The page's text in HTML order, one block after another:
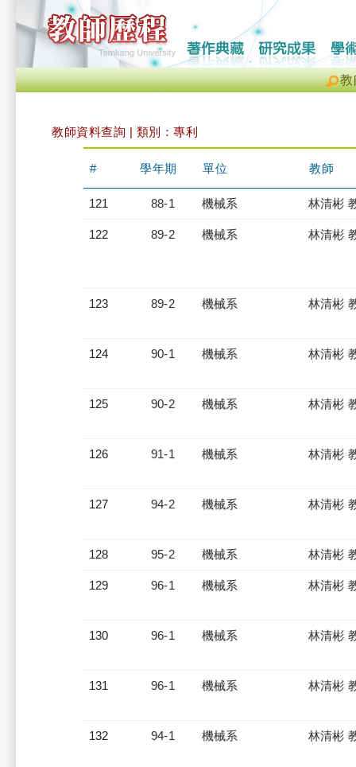
教
教師資料查詢 | 類別：專利
# 學年期 單位 教師
121 88-1 機械系 林清彬
122 89-2 機械系 林清彬
123 89-2 機械系 林清彬
124 90-1 機械系 林清彬
125 90-2 機械系 林清彬
126 91-1 機械系 林清彬
127 94-2 機械系 林清彬
128 95-2 機械系 林清彬
129 96-1 機械系 林清彬
130 96-1 機械系 林清彬
131 96-1 機械系 林清彬
132 94-1 機械系 林清彬